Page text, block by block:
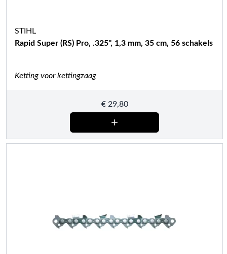
STIHL
Rapid Super (RS) Pro, .325", 1,3 mm, 35 cm, 56 schakels
Ketting voor kettingzaag
€29,80